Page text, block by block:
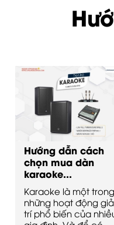
Hướng dẫn cách
chọn mua dàn
karaoke...
Karaoke là một trong
những hoạt động
trí phổ biến của